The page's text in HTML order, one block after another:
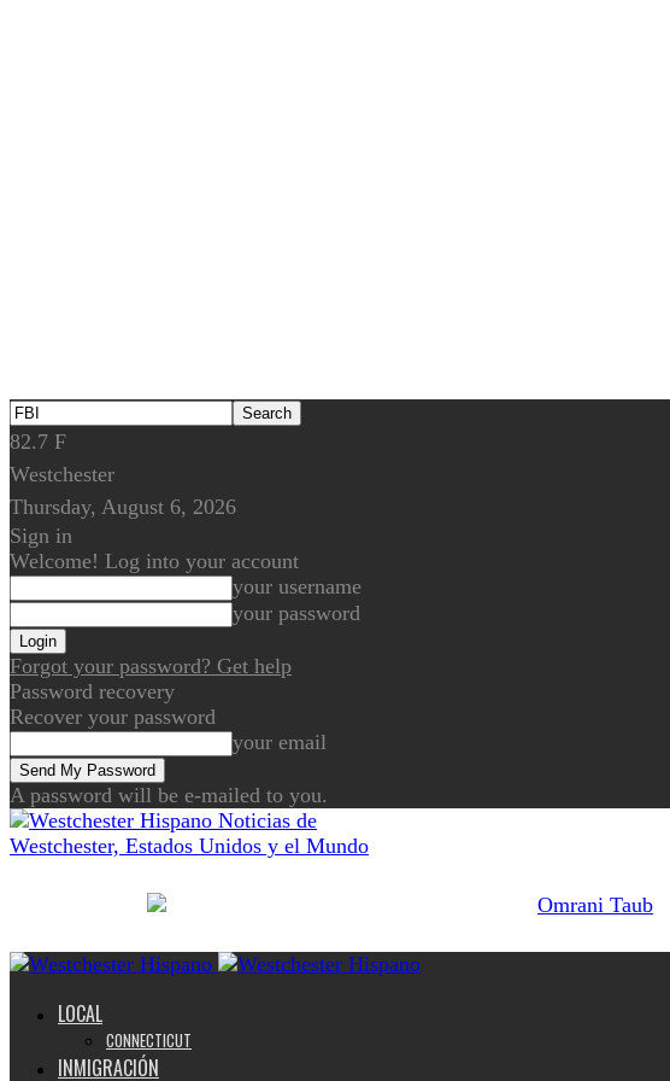
82.7 F
Westchester
Thursday, August 6, 2026
Sign in
Welcome! Log into your account
your username
your password
Forgot your password? Get help
Password recovery
Recover your password
your email
A password will be e-mailed to you.
Noticias de
Westchester, Estados Unidos y el Mundo
LOCAL
CONNECTICUT
INMIGRACIÓN